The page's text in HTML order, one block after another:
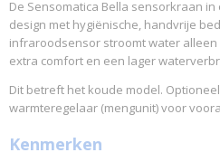
EAN code
8785266814159
De Sensomatica Bella sensorkraan
design met hygiënische, handvrije
infraroodsensor stroomt water
extra comfort en een lager
Dit betreft het koude model.
warmteregelaar (mengunit) voor
Kenmerken